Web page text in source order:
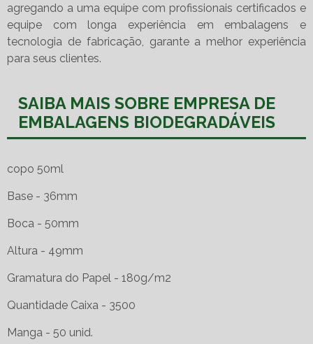
agregando a uma equipe com profissionais certificados e
equipe com longa experiência em embalagens e
tecnologia de fabricação, garante a melhor experiência
para seus clientes.
SAIBA MAIS SOBRE EMPRESA DE
EMBALAGENS BIODEGRADÁVEIS
copo 50ml
Base - 36mm
Boca - 50mm
Altura - 49mm
Gramatura do Papel - 180g/m2
Quantidade Caixa - 3500
Manga - 50 unid.